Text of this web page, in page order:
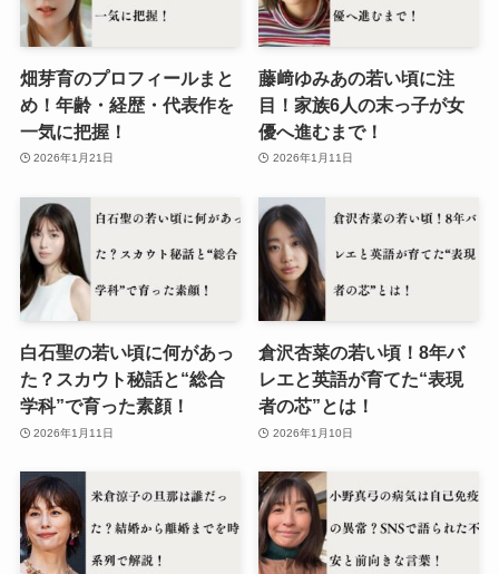
畑芽育のプロフィールまと
め！年齢・経歴・代表作を
一気に把握！
2026年1月21日
藤﨑ゆみあの若い頃に注
目！家族6人の末っ子が女
優へ進むまで！
2026年1月11日
白石聖の若い頃に何があっ
た？スカウト秘話と“総合
学科”で育った素顔！
2026年1月11日
倉沢杏菜の若い頃！8年バ
レエと英語が育てた“表現
者の芯”とは！
2026年1月10日